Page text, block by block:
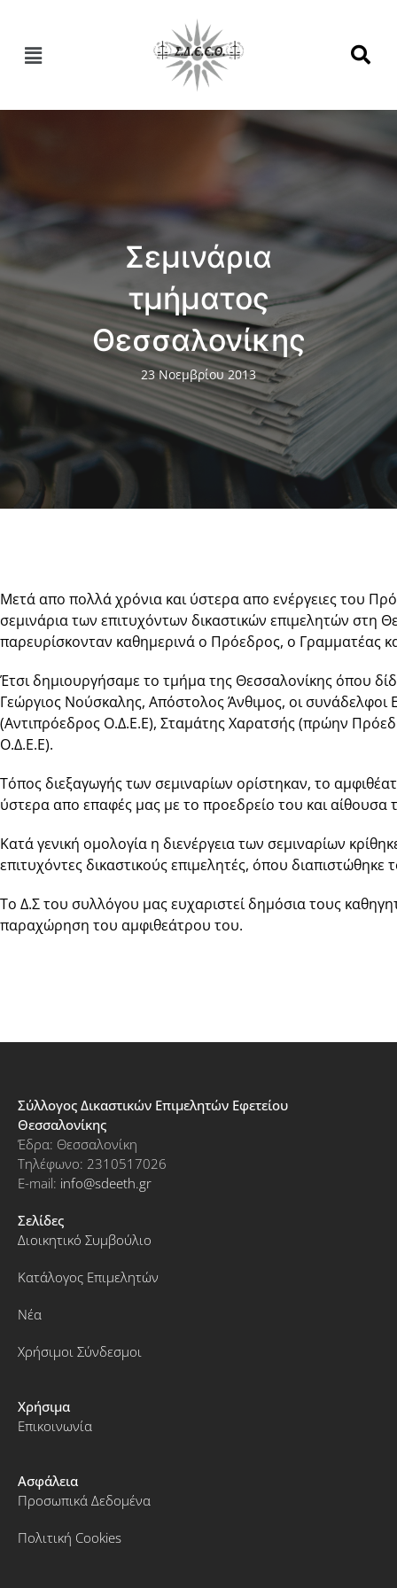
Σεμινάρια
τμήματος
Θεσσαλονίκης
23 Νοεμβρίου 2013
Μετά απο πολλά χρόνια και ύστερα απο ενέργειες του
σεμινάρια των επιτυχόντων δικαστικών επιμελητών
παρευρίσκονταν καθημερινά ο Πρόεδρος, ο Γραμματέας
Έτσι δημιουργήσαμε το τμήμα της Θεσσαλονίκης όπου
Γεώργιος Νούσκαλης, Απόστολος Άνθιμος, οι
(Αντιπρόεδρος Ο.Δ.Ε.Ε), Σταμάτης Χαρατσής (πρώην
Ο.Δ.Ε.Ε).
Τόπος διεξαγωγής των σεμιναρίων ορίστηκαν, το
ύστερα απο επαφές μας με το προεδρείο του και
Κατά γενική ομολογία η διενέργεια των σεμιναρίων
επιτυχόντες δικαστικούς επιμελητές, όπου
Το Δ.Σ του συλλόγου μας ευχαριστεί δημόσια τους
παραχώρηση του αμφιθεάτρου του.
Σύλλογος Δικαστικών Επιμελητών Εφετείου
Θεσσαλονίκης
Έδρα: Θεσσαλονίκη
Τηλέφωνο: 2310517026
E-mail: info@sdeeth.gr
Σελίδες
Διοικητικό Συμβούλιο
Κατάλογος Επιμελητών
Νέα
Χρήσιμοι Σύνδεσμοι
Χρήσιμα
Επικοινωνία
Ασφάλεια
Προσωπικά Δεδομένα
Πολιτική Cookies